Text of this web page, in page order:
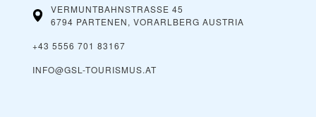
VERMUNTBAHNSTRASSE 45
6794 PARTENEN, VORARLBERG AUSTRIA
+43 5556 701 83167
INFO@GSL-TOURISMUS.AT